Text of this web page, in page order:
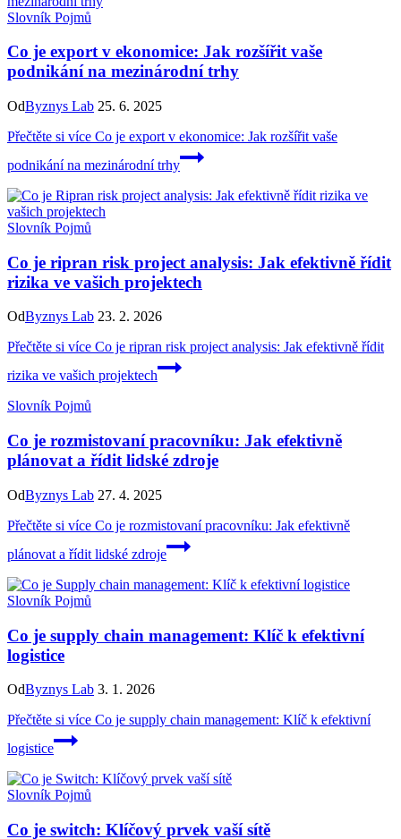
Slovník Pojmů
Co je export v ekonomice: Jak rozšířit vaše
podnikání na mezinárodní trhy
OdByznys Lab 25. 6. 2025
Přečtěte si více Co je export v ekonomice: Jak rozšířit vaše
podnikání na mezinárodní trhy
Slovník Pojmů
Co je ripran risk project analysis: Jak efektivně řídit
rizika ve vašich projektech
OdByznys Lab 23. 2. 2026
Přečtěte si více Co je ripran risk project analysis: Jak efektivně řídit
rizika ve vašich projektech
Slovník Pojmů
Co je rozmistovaní pracovníku: Jak efektivně
plánovat a řídit lidské zdroje
OdByznys Lab 27. 4. 2025
Přečtěte si více Co je rozmistovaní pracovníku: Jak efektivně
plánovat a řídit lidské zdroje
Slovník Pojmů
Co je supply chain management: Klíč k efektivní
logistice
OdByznys Lab 3. 1. 2026
Přečtěte si více Co je supply chain management: Klíč k efektivní
logistice
Slovník Pojmů
Co je switch: Klíčový prvek vaší sítě